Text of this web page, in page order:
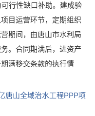
行性缺口补助。建成验
目运营环节，定期组织
期间，由唐山市水利局
。合同期满后，进资产
满移交条款的执行情
唐山全域治水工程PPP项